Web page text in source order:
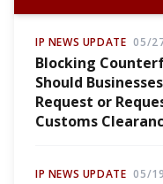
IP NEWS UPDATE 05/
Blocking
Should
Request or
Customs
IP NEWS UPDATE 05/